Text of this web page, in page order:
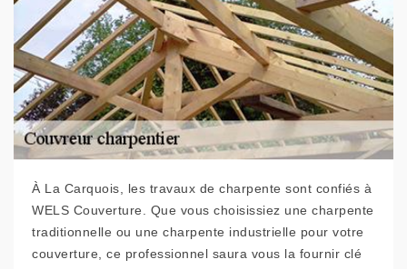
À La Carquois, les travaux de charpente sont confiés à
WELS Couverture. Que vous choisissiez une charpente
traditionnelle ou une charpente industrielle pour votre
couverture, ce professionnel saura vous la fournir clé